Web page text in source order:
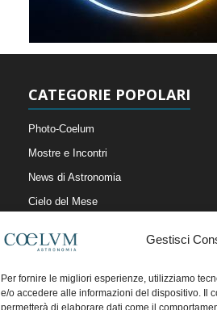
Gestisci
Per fornire le migliori esperienze, utilizziamo
e/o accedere alle informazioni del dispositivo. Il
permetterà di elaborare dati come il
CATEGORIE POPOLARI
Photo-Coelum
Mostre e Incontri
News di Astronomia
Cielo del Mese
Articoli e Risorse On-Line
Il Blog della Redazione